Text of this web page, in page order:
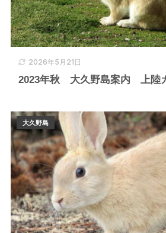
2026年5月21日
2023年秋 大久野島案内 上陸
大久野島